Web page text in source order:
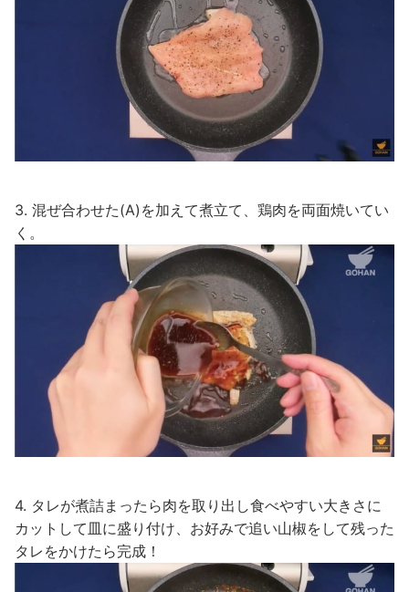
3. 混ぜ合わせた(A)を加えて煮立て、鶏肉を両面焼いてい
く。
4. タレが煮詰まったら肉を取り出し食べやすい大きさに
カットして皿に盛り付け、お好みで追い山椒をして残った
タレをかけたら完成！